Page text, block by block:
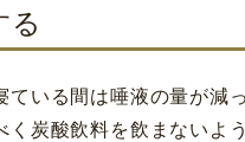
る
いる間は唾液の量が減
炭酸飲料を飲まないよ